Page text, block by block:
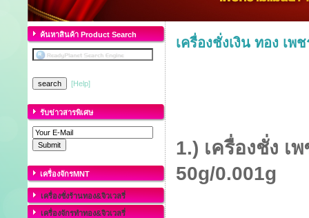
ค้นหาสินค้า Product Search
[Help]
รับข่าวสารพิเศษ
เครื่องจักรMNT
เครื่องชั่งร้านทอง&จิวเวลรี่
เครื่องจักรทำทอง&จิวเวลรี่
เครื่องชั่งเงิน ทอง เพ
1.) เครื่องชั่ง เ
50g/0.001g